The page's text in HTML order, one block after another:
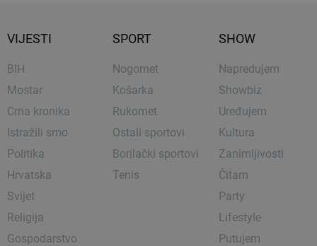
VIJESTI
BIH
Mostar
Crna kronika
Istražili smo
Politika
Hrvatska
Svijet
Religija
Gospodarstvo
SPORT
Nogomet
Košarka
Rukomet
Ostali sportovi
Borilački sportovi
Tenis
SHOW
Napredujem
Showbiz
Uređujem
Kultura
Zanimljivosti
Čitam
Party
Lifestyle
Putujem